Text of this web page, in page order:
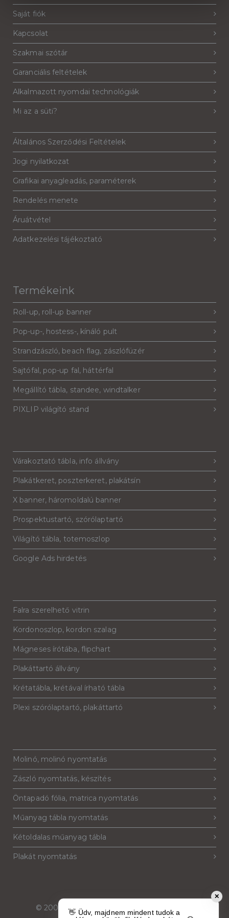
Saját fiók
Kapcsolat
Szakmai szótár
Garanciális feltételek
Alkalmazott nyomdai technológiák
Mi az a süti?
Általános Szerződési Feltételek
Jogi nyilatkozat
Grafikai anyagleadás, paraméterek
Rendelés menete
Áruátvétel
Adatkezelési tájékoztató
Termékeink
Roll-up, roll-up banner
Pop-up-, hostess-, kínáló pult
Strandzászló, beach flag, zászlófüzér
Sajtófal, pop-up fal, háttérfal
Megállító tábla, standee, windtalker
PIXLIP világító stand
Várakoztató tábla, info állvány
Plakátkeret, poszterkeret, plakátsín
X banner, háromoldalú banner
Prospektustartó, szórólaptartó
Világító tábla, totemoszlop
Google Ads hirdetés
Falra szerelhető vitrin
Kordonoszlop, kordon szalag
Mágneses írótába, flipchart
Plakáttartó állvány
Krétatábla, krétával írható tábla
Plexi szórólaptartó, plakáttartó
Molinó, molinó nyomtatás
Zászló nyomtatás, készítés
Öntapadó fólia, matrica nyomtatás
Műanyag tábla nyomtatás
Kétoldalas műanyag tábla
Plakát nyomtatás
© 2007-2026 Reklámeszköz.hu
. Minden jog
✕
👋 Üdv, majdnem mindent tudok a